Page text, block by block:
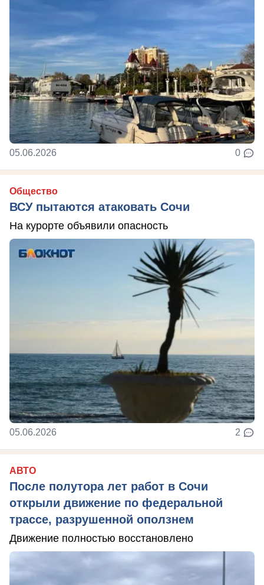
05.06.2026 0
Общество
ВСУ пытаются атаковать Сочи
На курорте объявили опасность
05.06.2026 2
АВТО
После полутора лет работ в Сочи
открыли движение по федеральной
трассе, разрушенной оползнем
Движение полностью восстановлено